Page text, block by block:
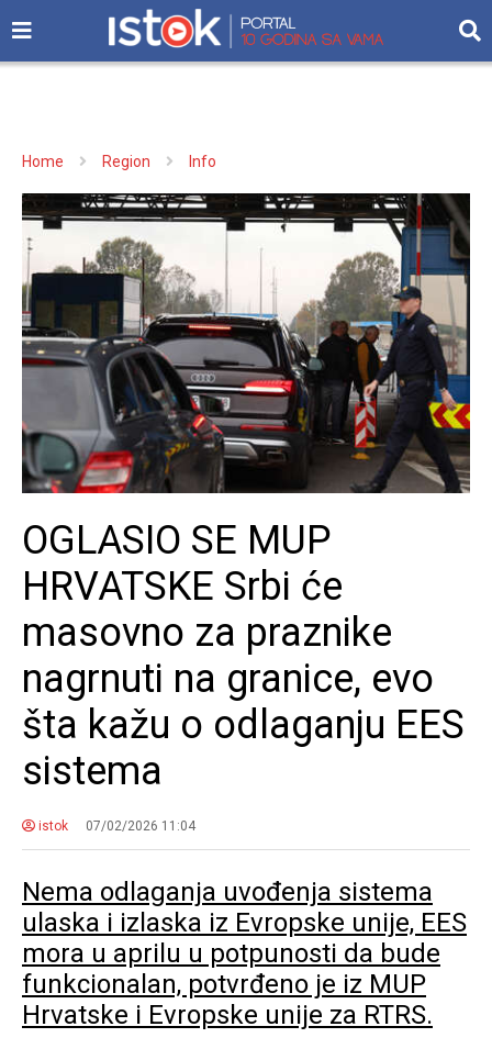
Home Region Info
OGLASIO SE MUP
HRVATSKE Srbi će
masovno za praznike
nagrnuti na granice, evo
šta kažu o odlaganju EES
sistema
istok 07/02/2026 11:04
Nema odlaganja uvođenja sistema
ulaska i izlaska iz Evropske unije, EES
mora u aprilu u potpunosti da bude
funkcionalan, potvrđeno je iz MUP
Hrvatske i Evropske unije za RTRS.